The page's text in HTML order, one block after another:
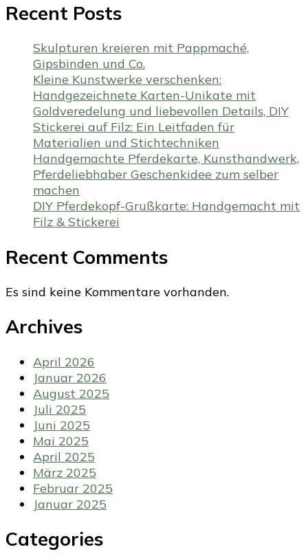
Recent Posts
Skulpturen kreieren mit Pappmaché,
Gipsbinden und Co.
Kleine Kunstwerke verschenken:
Handgezeichnete Karten-Unikate mit
Goldveredelung und liebevollen Details, DIY
Stickerei auf Filz: Ein Leitfaden für
Materialien und Stichtechniken
Handgemachte Pferdekarte, Kunsthandwerk,
Pferdeliebhaber Geschenkidee zum selber
machen
DIY Pferdekopf-Grußkarte: Handgemacht mit
Filz & Stickerei
Recent Comments
Es sind keine Kommentare vorhanden.
Archives
April 2026
Januar 2026
August 2025
Juli 2025
Juni 2025
Mai 2025
April 2025
März 2025
Februar 2025
Januar 2025
Categories